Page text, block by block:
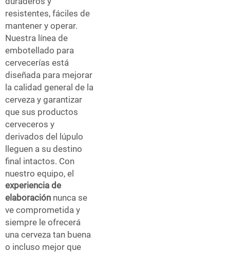
resistentes, fáciles de
mantener y operar.
Nuestra línea de
embotellado para
cervecerías está
diseñada para mejorar
la calidad general de la
cerveza y garantizar
que sus productos
cerveceros y
derivados del lúpulo
lleguen a su destino
final intactos. Con
nuestro equipo, el
experiencia de
elaboración nunca se
ve comprometida y
siempre le ofrecerá
una cerveza tan buena
o incluso mejor que